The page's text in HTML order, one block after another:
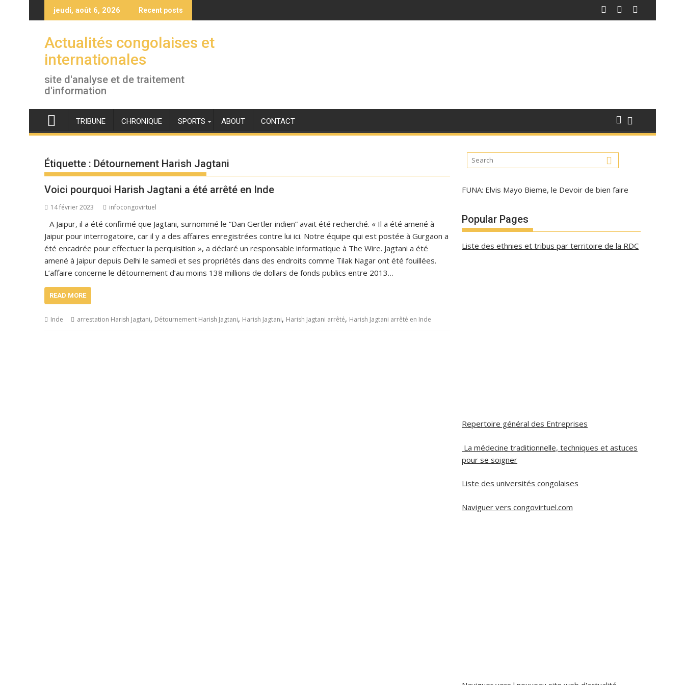
to
jeudi, août 6, 2026 Recent posts
Actualités congolaises et
internationales
site d'analyse et de traitement
d'information
TRIBUNE CHRONIQUE SPORTS ABOUT CONTACT
Étiquette : Détournement Harish Jagtani
Voici pourquoi Harish Jagtani a été arrêté en Inde
14 février 2023 infocongovirtuel
A Jaipur, il a été confirmé que Jagtani, surnommé le “Dan Gertler indien” avait été recherché. « Il a été amené à
Jaipur pour interrogatoire, car il y a des affaires enregistrées contre lui ici. Notre équipe qui est postée à Gurgaon a
été encadrée pour effectuer la perquisition », a déclaré un responsable informatique à The Wire. Jagtani a été
amené à Jaipur depuis Delhi le samedi et ses propriétés dans des endroits comme Tilak Nagar ont été fouillées.
L’affaire concerne le détournement d’au moins 138 millions de dollars de fonds publics entre 2013…
READ MORE
Inde arrestation Harish Jagtani, Détournement Harish Jagtani, Harish Jagtani, Harish Jagtani arrêté, Harish Jagtani arrêté en Inde
FUNA: Elvis Mayo Bieme, le Devoir de bien faire
Popular Pages
Liste des ethnies et tribus par territoire de la RDC
Repertoire général des Entreprises
La médecine traditionnelle, techniques et astuces
pour se soigner
Liste des universités congolaises
Naviguer vers congovirtuel.com